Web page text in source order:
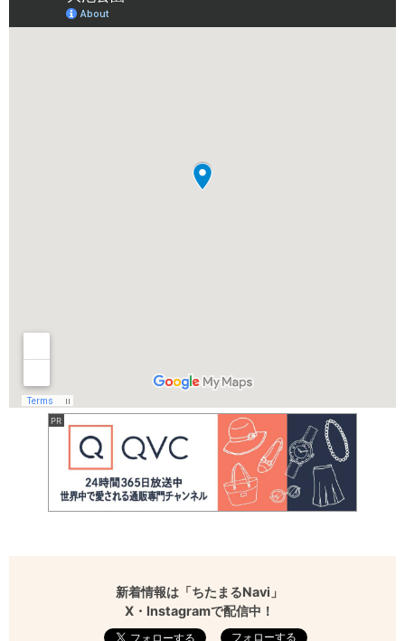
新着情報は「ちたまるNavi」
X・Instagramで配信中！
フォローする